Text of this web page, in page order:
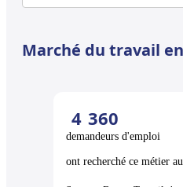
Marché du travail
4 360
demandeurs d'emploi
ont recherché ce métier